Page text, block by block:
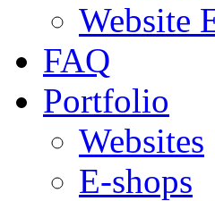
Website
FAQ
Portfolio
Websites
E-shops